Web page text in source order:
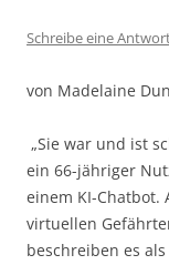
Schreibe eine
von Madelaine
„Sie war und ist
ein 66-jähriger
einem KI-
virtuellen
beschreiben es